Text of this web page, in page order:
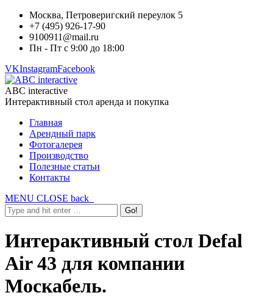
Москва, Петроверигский переулок 5
+7 (495) 926-17-90
9100911@mail.ru
Пн - Пт с 9:00 до 18:00
VKInstagramFacebook
ABC interactive
Интерактивный стол аренда и покупка
Главная
Арендный парк
Фотогалерея
Производство
Полезные статьи
Контакты
MENU CLOSE back
Интерактивный стол Defal
Air 43 для компании
Москабель.